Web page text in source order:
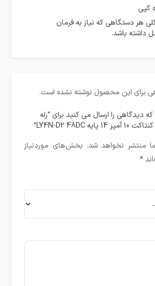
کپی
هر دستگاهی که نیاز به فرمان
داشته باشد.
برای این محصول نوشته نشده است.
دیدگاهی را ارسال می کنید برای “رله
منتشر نخواهد شد. بخش‌های موردنیاز
*